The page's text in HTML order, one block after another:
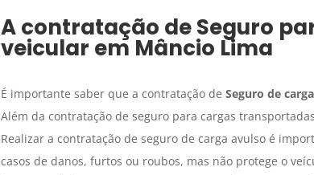
A contratação deSeguro
veicular em Mâncio Lima
É importante saber que a contratação de Seguro de carga
Além da contratação de seguro para cargas
Realizar a contratação de seguro de carga avulso é
casos de danos, furtos ou roubos, mas não protege o